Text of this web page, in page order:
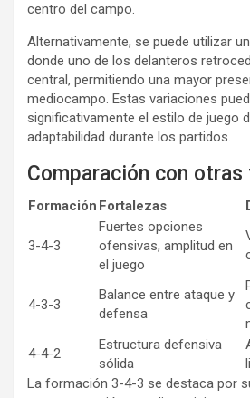
centro del campo.
Alternativamente, se puede utilizar
donde uno de los delanteros
central, permitiendo una mayor
mediocampo. Estas variaciones
significativamente el estilo de juego
adaptabilidad durante los partidos.
Comparación con
Formación Fortalezas
3-4-3
Fuertes opciones
ofensivas, amplitud en
el juego
4-3-3
Balance entre ataque y
defensa
4-4-2
Estructura defensiva
sólida
La formación 3-4-3 se destaca por